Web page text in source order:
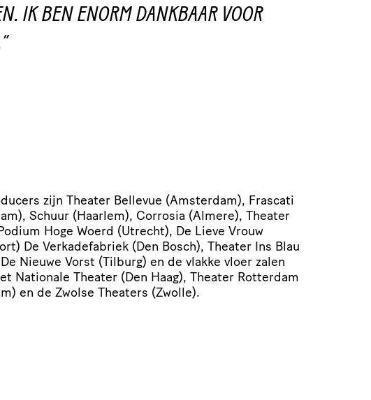
IK BEN ENORM DANKBAAR VOOR
zijn Theater Bellevue (Amsterdam), Frascati
Schuur (Haarlem), Corrosia (Almere), Theater
Hoge Woerd (Utrecht), De Lieve Vrouw
De Verka­de­fa­briek (Den Bosch), Theater Ins Blau
Nieuwe Vorst (Tilburg) en de vlakke vloer zalen
Nationale Theater (Den Haag), Theater Rotterdam
en de Zwolse Theaters (Zwolle).